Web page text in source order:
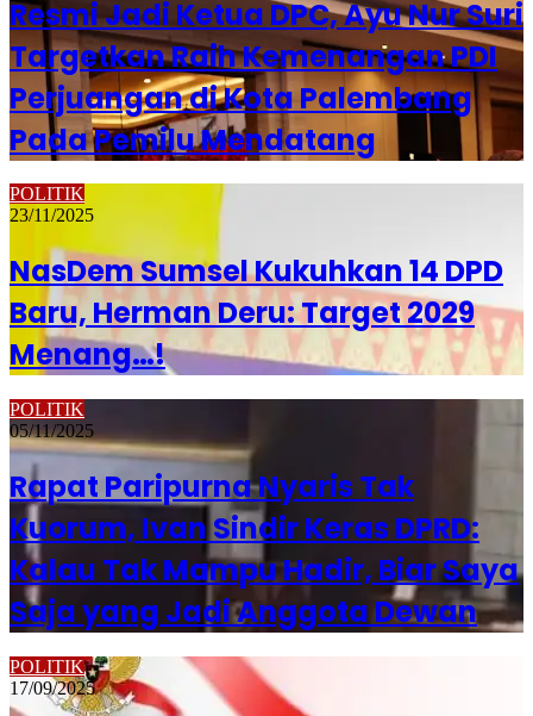
Resmi Jadi Ketua DPC, Ayu Nur Suri
Targetkan Raih Kemenangan PDI
Perjuangan di Kota Palembang
Pada Pemilu Mendatang
POLITIK
23/11/2025
NasDem Sumsel Kukuhkan 14 DPD
Baru, Herman Deru: Target 2029
Menang…!
POLITIK
05/11/2025
Rapat Paripurna Nyaris Tak
Kuorum, Ivan Sindir Keras DPRD:
Kalau Tak Mampu Hadir, Biar Saya
Saja yang Jadi Anggota Dewan
POLITIK
17/09/2025